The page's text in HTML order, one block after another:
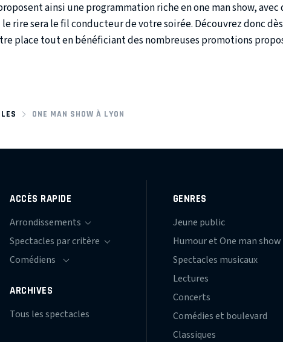
ainsi une programmation riche en one man show,
rire sera le fil conducteur de votre soirée. Découvrez donc
place tout en bénéficiant des nombreuses promotions
ONE MAN SHOW À LYON
ACCÈS RAPIDE
ARCHIVES
Tous les spectacles
GENRES
Jeune public
Humour et One man show
Spectacles musicaux
Lectures
Concerts
Comédies et boulevard
Classiques